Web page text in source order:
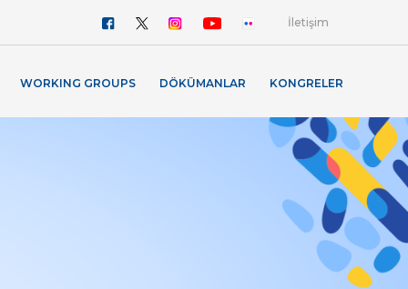
İletişim
WORKING GROUPS DÖKÜMANLAR KONGRELER